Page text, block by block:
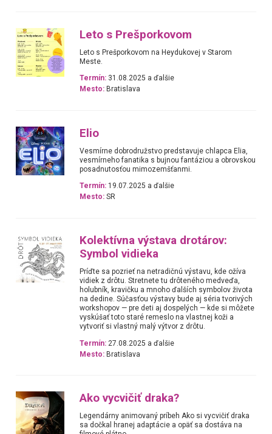
Leto s Prešporkovom
Leto s Prešporkovom na Heydukovej v Starom
Meste.
Termín: 31.08.2025 a ďalšie
Mesto: Bratislava
Elio
Vesmírne dobrodružstvo predstavuje chlapca Elia,
vesmírneho fanatika s bujnou fantáziou a obrovskou
posadnutosťou mimozemšťanmi.
Termín: 19.07.2025 a ďalšie
Mesto: SR
Kolektívna výstava drotárov:
Symbol vidieka
Príďte sa pozrieť na netradičnú výstavu, kde ožíva
vidiek z drôtu. Stretnete tu drôteného medveďa,
holubník, kravičku a mnoho ďalších symbolov života
na dedine. Súčasťou výstavy bude aj séria tvorivých
workshopov — pre deti aj dospelých — kde si môžete
vyskúšať toto staré remeslo na vlastnej koži a
vytvoriť si vlastný malý výtvor z drôtu.
Termín: 27.08.2025 a ďalšie
Mesto: Bratislava
Ako vycvičiť draka?
Legendárny animovaný príbeh Ako si vycvičiť draka
sa dočkal hranej adaptácie a opäť sa dostáva na